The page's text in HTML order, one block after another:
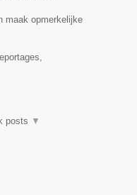
maak opmerkelijke
posts ▼